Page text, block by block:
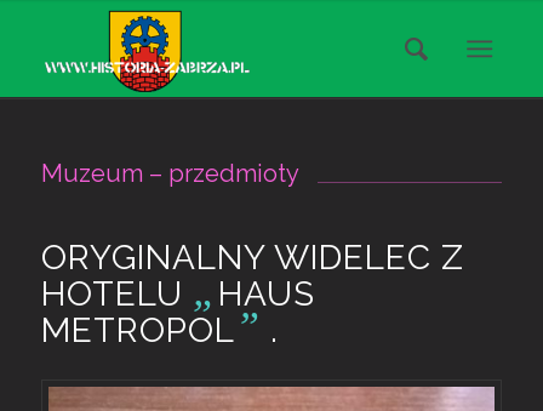
Muzeum – przedmioty
ORYGINALNY WIDELEC Z
HOTELU „ HAUS
METROPOL” .